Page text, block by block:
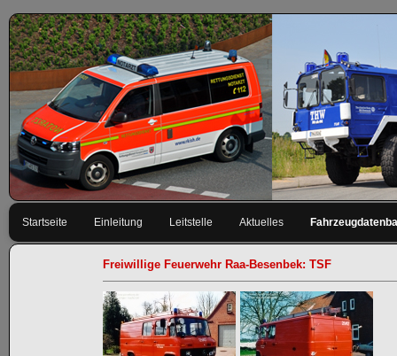
Navigation
Startseite Einleitung Leitstelle Aktuelles
Freiwillige Feuerwehr Raa-Besenbek: TSF